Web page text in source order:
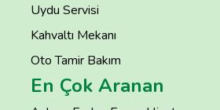
Uydu Servisi
Kahvaltı Mekanı
Oto Tamir Bakım
En Çok Aranan